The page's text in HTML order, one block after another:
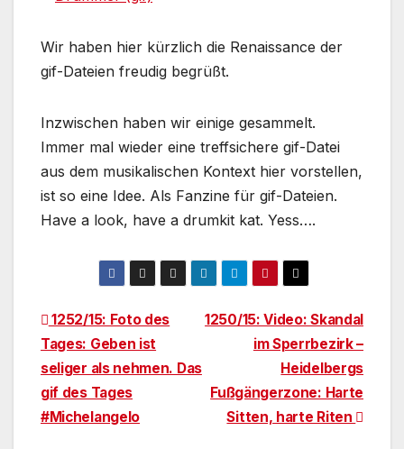
Wir haben hier kürzlich die Renaissance der
gif-Dateien freudig begrüßt.
Inzwischen haben wir einige gesammelt.
Immer mal wieder eine treffsichere gif-Datei
aus dem musikalischen Kontext hier vorstellen,
ist so eine Idee. Als Fanzine für gif-Dateien.
Have a look, have a drumkit kat. Yess….
Beitragsnavigation
1250/15: Video: Skandal
im Sperrbezirk –
Heidelbergs
Fußgängerzone: Harte
Sitten, harte Riten
1252/15: Foto des
Tages: Geben ist
seliger als nehmen. Das
gif des Tages
#Michelangelo